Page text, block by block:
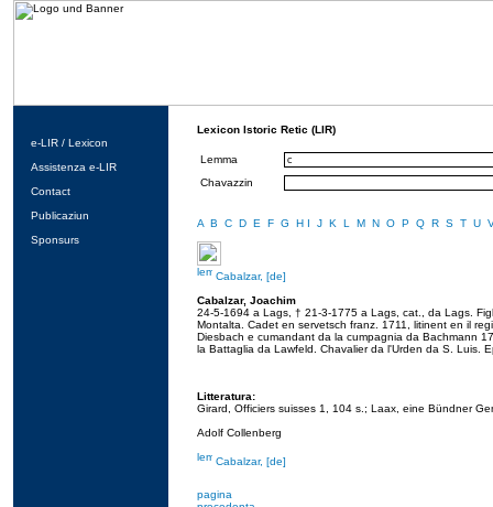
e-LIR / Lexicon
Assistenza e-LIR
Contact
Publicaziun
Sponsurs
Lexicon Istoric Retic (LIR)
Lemma
Chavazzin
A B C D E F G H I J K L M N O P Q R S T U
Cabalzar, [de]
Cabalzar, Joachim
24-5-1694 a Lags, † 21-3-1775 a Lags, cat., da Lags.
Montalta. Cadet en servetsch franz. 1711, litinent en il
Diesbach e cumandant da la cumpagnia da Bachmann
la Battaglia da Lawfeld. Chavalier da l'Urden da S. Luis.
Litteratura:
Girard, Officiers suisses 1, 104 s.; Laax, eine Bündner
Adolf Collenberg
Cabalzar, [de]